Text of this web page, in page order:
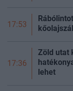
17:53
17:36
Zöld utat
lehet